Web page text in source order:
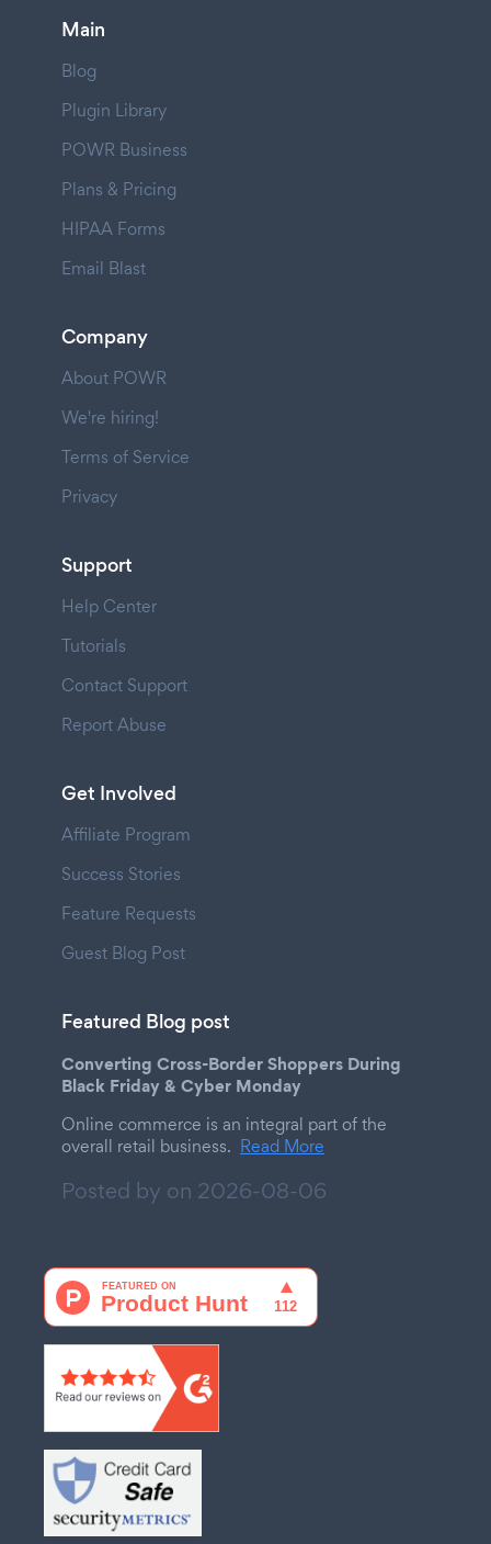
Main
Blog
Plugin Library
POWR Business
Plans & Pricing
HIPAA Forms
Email Blast
Company
About POWR
We're hiring!
Terms of Service
Privacy
Support
Help Center
Tutorials
Contact Support
Report Abuse
Get Involved
Affiliate Program
Success Stories
Feature Requests
Guest Blog Post
Featured Blog post
Converting Cross-Border Shoppers During
Black Friday & Cyber Monday
Online commerce is an integral part of the
overall retail business. Read More
Posted by on 2026-08-06